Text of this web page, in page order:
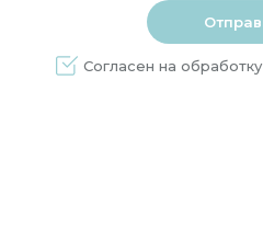
Согласен на обработку